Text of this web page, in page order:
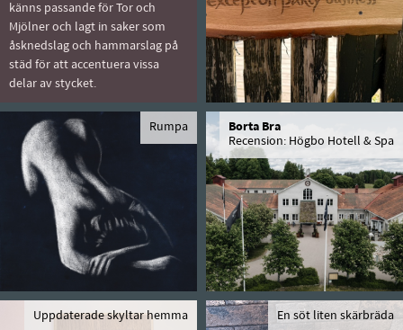
känns passande för Tor och
Mjölner och lagt in saker som
åsknedslag och hammarslag på
städ för att accentuera vissa
delar av stycket.
Rumpa
Borta Bra
Recension: Högbo Hotell & Spa
Uppdaterade skyltar hemma En söt liten skärbräda